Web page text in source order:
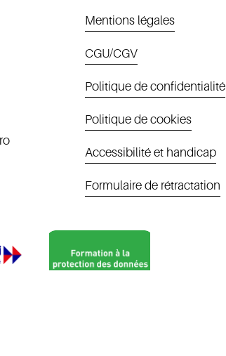
Mentions légales
CGU/CGV
Politique de confidentialité
Politique de cookies
Accessibilité et handicap
Formulaire de rétractation